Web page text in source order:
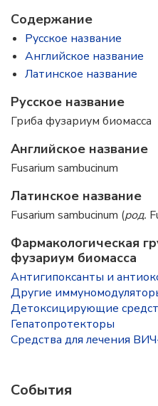
Содержание
Русское название
Английское название
Латинское название
Русское название
Гриба фузариум биомасса
Английское название
Fusarium sambucinum
Латинское название
Fusarium sambucinum (род.
Фармакологическая
фузариум биомасса
Антигипоксанты и
Другие
Детоксицирующие
Гепатопротекторы
Средства для лечения
События